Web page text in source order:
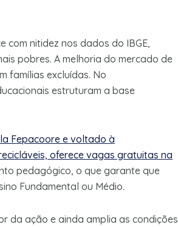
nitidez nos dados do IBGE,
pobres. A melhoria do mercado de
famílias excluídas. No
estruturam a base
Fepacoore e voltado à
oferece vagas gratuitas na
pedagógico, o que garante que
Fundamental ou Médio.
da ação e ainda amplia as condições